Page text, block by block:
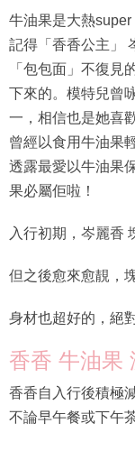
牛油果是大熱
記得「香香公主」
「包包面」不復見
下來的。模特兒曾
一，相信也是她喜
曾經以食用牛油果
透露最愛以牛油果
果必屬佢啦！
入行初期，岑麗香
但之後愈來愈靚，
身材也超好的，絕
香香 牛油果
香香自入行後積極
不論早午餐或下午